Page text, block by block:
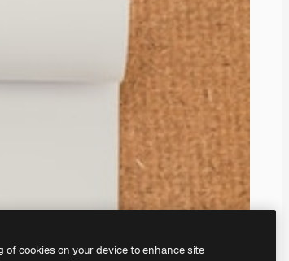
of cookies on your device to enhance site